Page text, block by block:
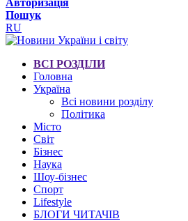
Авторизація
Пошук
RU
ВСІ РОЗДІЛИ
Головна
Україна
Всі новини розділу
Політика
Місто
Світ
Бізнес
Наука
Шоу-бізнес
Спорт
Lifestyle
БЛОГИ ЧИТАЧІВ